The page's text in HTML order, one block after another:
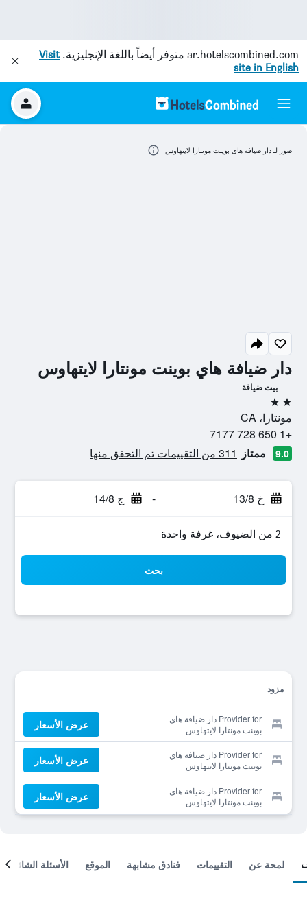
ar.hotelscombined.com متوفر أيضاً باللغة الإنجليزية.Visit
site in English
دار ضيافة هاي بوينت مونتارا لايتهاوس
بيت ضيافة
2 نجمتين
مونتارا، CA
+1 650 728 7177
9.0 ممتاز 311 من التقييمات تم التحقق منها
خ 13/8 - ج 14/8
2 من الضيوف، غرفة واحدة
بحث
مزود
Provider for دار ضيافة هاي
بوينت مونتارا لايتهاوس
عرض الأسعار
Provider for دار ضيافة هاي
بوينت مونتارا لايتهاوس
عرض الأسعار
Provider for دار ضيافة هاي
بوينت مونتارا لايتهاوس
عرض الأسعار
صور لـ دار ضيافة هاي بوينت مونتارا لايتهاوس
لمحة عن التقييمات فنادق مشابهة الموقع الأسئلة الشائعة